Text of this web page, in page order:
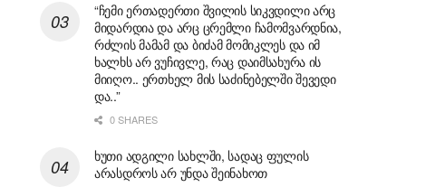
“ჩემი ერთადერთი შვილის სიკვდილი არც
მიდარდია და არც ცრემლი ჩამომვარდნია,
რძლის მამამ და ბიძამ მომიკლეს და იმ
ხალხს არ ვუჩივლე, რაც დაიმსახურა ის
მიიღო.. ერთხელ მის საძინებელში შევედი
და..”
0 SHARES
ხუთი ადგილი სახლში, სადაც ფულის
არასდროს არ უნდა შეინახოთ